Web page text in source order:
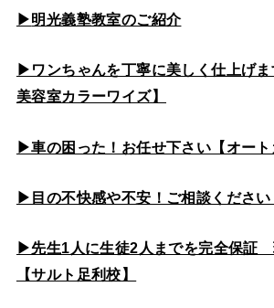
▶明光義塾教室のご紹介
▶ワンちゃんを丁寧に美しく仕上げ
美容室カラーワイズ】
▶車の困った！お任せ下さい【オート
▶目の不快感や不安！ご相談ください
▶先生1人に生徒2人までを完全保証
【サルト足利校】